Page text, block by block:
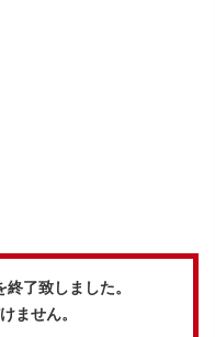
了致しました。
ません。